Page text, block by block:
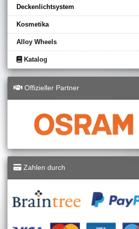
Deckenlichtsystem
Kosmetika
Alloy Wheels
Katalog
Offizieller Partner
Zahlen durch